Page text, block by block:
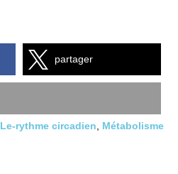
partager
Le-rythme circadien Métabolisme